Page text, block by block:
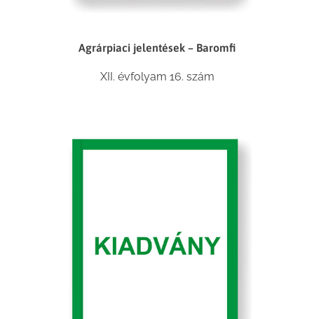
Agrárpiaci jelentések – Baromfi
XII. évfolyam 16. szám